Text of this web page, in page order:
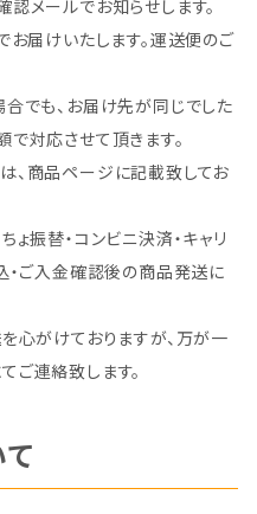
メールでお知らせします。
お届けいたします。運送便のご
でも、お届け先が同じでした
対応させて頂きます。
、商品ページに記載致してお
振替・コンビニ決済・キャリ
ご入金確認後の商品発送に
心がけておりますが、万が一
ご連絡致します。